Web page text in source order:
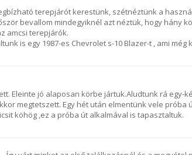
terepjárót kerestünk, szétnéztünk a
bevallom mindegyiknél azt néztük, hogy hány
amcsi terepjárók.
is egy 1987-es Chevrolet s-10 Blazer-t , ami még
Eleinte jó alaposan körbe jártuk.Aludtunk rá egy-
megtetszett. Egy hét után elmentünk vele próba
köhög ,ez a próba út alkalmával is tapasztaltuk.